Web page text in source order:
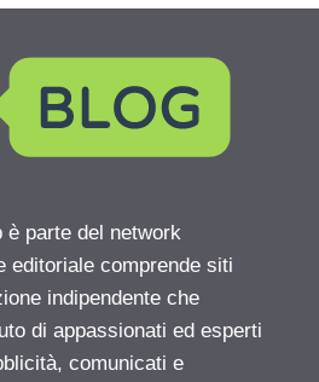
è parte del network
editoriale comprende siti
indipendente che
di appassionati ed esperti
comunicati e